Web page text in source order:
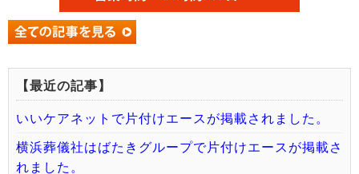
【最近の記事】
いいケアネットで片付けエースが掲載されました。
横浜葬儀社はばたきグループで片付けエースが掲載さ
れました。